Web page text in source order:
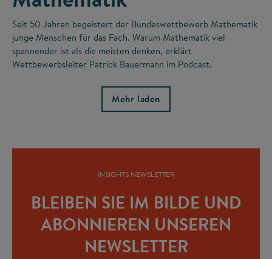
Seit 50 Jahren begeistert der Bundeswettbewerb Mathematik
junge Menschen für das Fach. Warum Mathematik viel
spannender ist als die meisten denken, erklärt
Wettbewerbsleiter Patrick Bauermann im Podcast.
Mehr laden
INSIGHTS NEWSLETTER
BLEIBEN SIE IM BILDE UND
ABONNIEREN UNSEREN
NEWSLETTER